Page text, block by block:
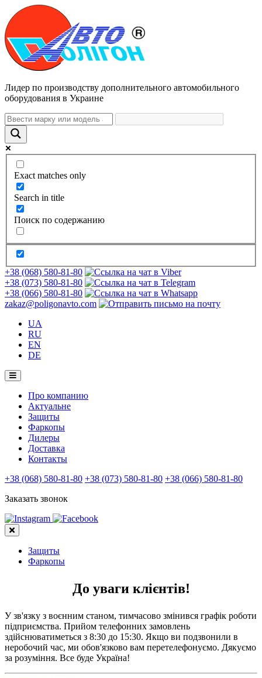
Лидер по производству дополнительного автомобильного
оборудования в Украине
Exact matches only
Search in title
Поиск по содержанию
+38 (068) 580-81-80
+38 (073) 580-81-80
+38 (066) 580-81-80
zakaz@poligonavto.com
UA
RU
EN
DE
Про компанию
Актуальне
Защиты
Фаркопы
Дилеры
Доставка
Контакты
+38 (068) 580-81-80 +38 (073) 580-81-80 +38 (066) 580-81-80
Заказать звонок
Защиты
Фаркопы
До уваги клієнтів!
У зв'язку з воєнним станом, тимчасово змінився графік роботи
підприємства. Прийом телефонних замовлень
здійснюватиметься з 8:30 до 15:30. Якщо ви подзвонили в
неробочий час, ми обов'язково вам перетелефонуємо. Дякуємо
за розуміння. Все буде Україна!